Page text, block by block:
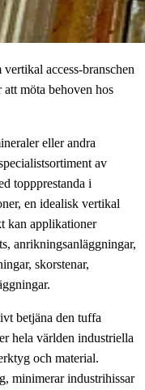
access-branschen
möta behoven hos
eller andra
av
toppprestanda i
en idealisk vertikal
kan applikationer
anrikningsanläggningar,
skorstenar,
betjäna den tuffa
hela världen industriella
och material.
minimerar industrihissar